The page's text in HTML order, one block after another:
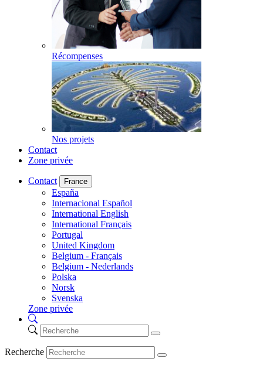
Récompenses
Nos projets
Contact
Zone privée
Contact France
España
Internacional Español
International English
International Français
Portugal
United Kingdom
Belgium - Français
Belgium - Nederlands
Polska
Norsk
Svenska
Zone privée
Recherche